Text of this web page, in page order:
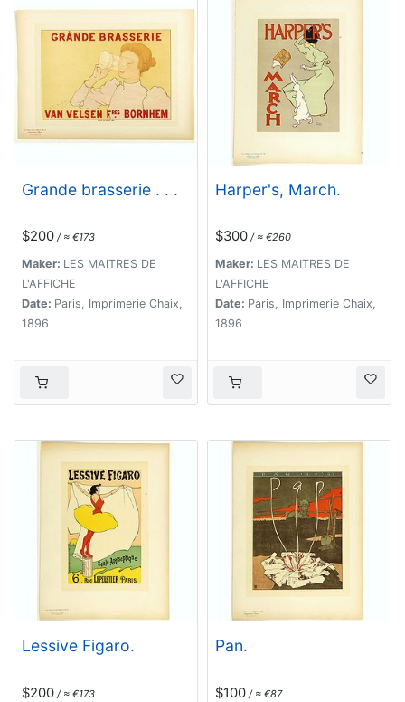
Grande brasserie . . .
$200 / ≈ €173
Maker: LES MAITRES DE
L'AFFICHE
Date: Paris, Imprimerie Chaix,
1896
Harper's, March.
$300 / ≈ €260
Maker: LES MAITRES DE
L'AFFICHE
Date: Paris, Imprimerie Chaix,
1896
Lessive Figaro.
$200 / ≈ €173
Pan.
$100 / ≈ €87